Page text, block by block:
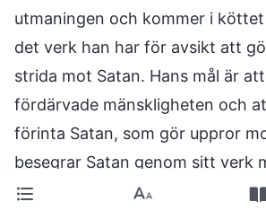
utmaningen och kommer i
det verk han har för avsikt att
strida mot Satan. Hans mål är
fördärvade mänskligheten och
förinta Satan, som gör uppror
besegrar Satan genom sitt verk
människan medan han samtidigt